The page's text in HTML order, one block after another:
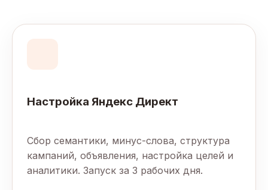
Настройка Яндекс Директ
Сбор семантики, минус-слова, структура
кампаний, объявления, настройка целей и
аналитики. Запуск за 3 рабочих дня.